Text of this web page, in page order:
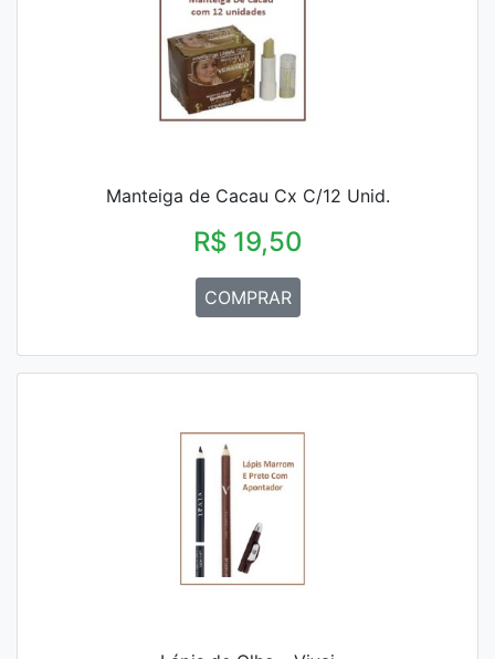
Manteiga de Cacau Cx C/12 Unid.
R$ 19,50
COMPRAR